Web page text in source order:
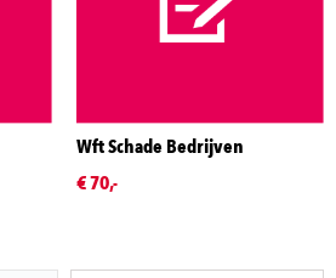
Wft Schade Bedrijven
€ 70,-